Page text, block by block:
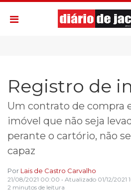
Registro de
Um contrato de compra
imóvel que não seja
perante o cartório, não
capaz
Por Lais de Castro Carvalho
21/08/2021 00:00 • Atualizado 01/12/2021
2 minutos de leitura